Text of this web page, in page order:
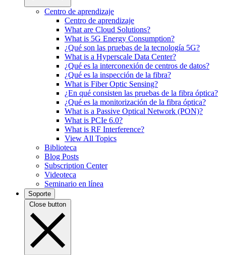
Centro de aprendizaje
Centro de aprendizaje
What are Cloud Solutions?
What is 5G Energy Consumption?
¿Qué son las pruebas de la tecnología 5G?
What is a Hyperscale Data Center?
¿Qué es la interconexión de centros de datos?
¿Qué es la inspección de la fibra?
What is Fiber Optic Sensing?
¿En qué consisten las pruebas de la fibra óptica?
¿Qué es la monitorización de la fibra óptica?
What is a Passive Optical Network (PON)?
What is PCIe 6.0?
What is RF Interference?
View All Topics
Biblioteca
Blog Posts
Subscription Center
Videoteca
Seminario en línea
Soporte
Close button